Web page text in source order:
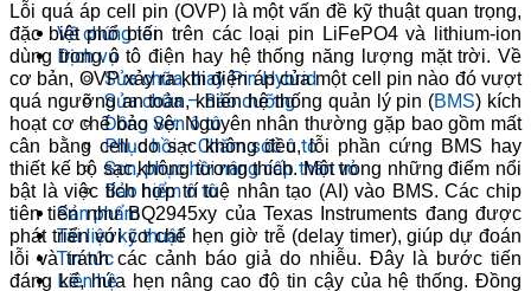
Về chúng tôi
Dịch vụ
Sửa chữa, thay Pin Hybrid
Sửa chữa – Bảo dưỡng
Đồng Sơn ô tô
Phục hồi – Chăm sóc ô tô
Sơn, phục hồi nâng cấp thân vỏ
Bảo hiểm ô tô
Sản phẩm
Tài liệu kỹ thuật
Tin tức
Liên hệ
Lỗi quá áp cell pin (OVP) là một vấn đề kỹ thuật quan trọng,
đặc biệt phổ biến trên các loại pin LiFePO4 và lithium-ion
dùng trong ô tô điện hay hệ thống năng lượng mặt trời. Về
cơ bản, OVP xảy ra khi điện áp của một cell pin nào đó vượt
quá ngưỡng an toàn, khiến hệ thống quản lý pin (BMS) kích
hoạt cơ chế bảo vệ. Nguyên nhân thường gặp bao gồm mất
cân bằng cell do sạc không đều, lỗi phần cứng BMS hay
thiết kế bộ sạc không tương thích.Một trong những điểm nổi
bật là việc tích hợp trí tuệ nhân tạo (AI) vào BMS. Các chip
tiên tiến như BQ2945xy của Texas Instruments đang được
phát triển với cơ chế hẹn giờ trễ (delay timer), giúp dự đoán
lỗi và tránh các cảnh báo giả do nhiễu. Đây là bước tiến
đáng kể, hứa hẹn nâng cao độ tin cậy của hệ thống. Đồng